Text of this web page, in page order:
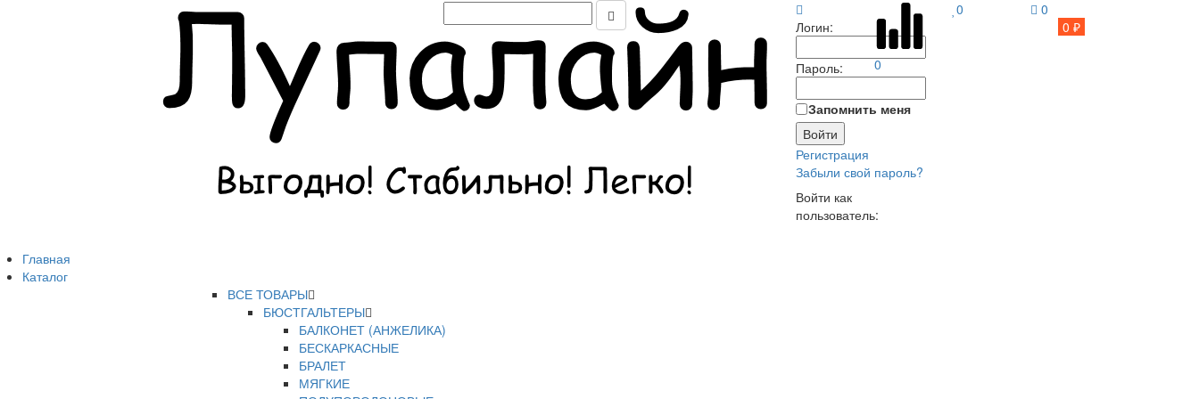
Логин:
Пароль:
Запомнить меня
Регистрация
Забыли свой пароль?
Войти как
пользователь:
0
0
0
0 ₽
Главная
Каталог
ВСЕ ТОВАРЫ
БЮСТГАЛЬТЕРЫ
БАЛКОНЕТ (АНЖЕЛИКА)
БЕСКАРКАСНЫЕ
БРАЛЕТ
МЯГКИЕ